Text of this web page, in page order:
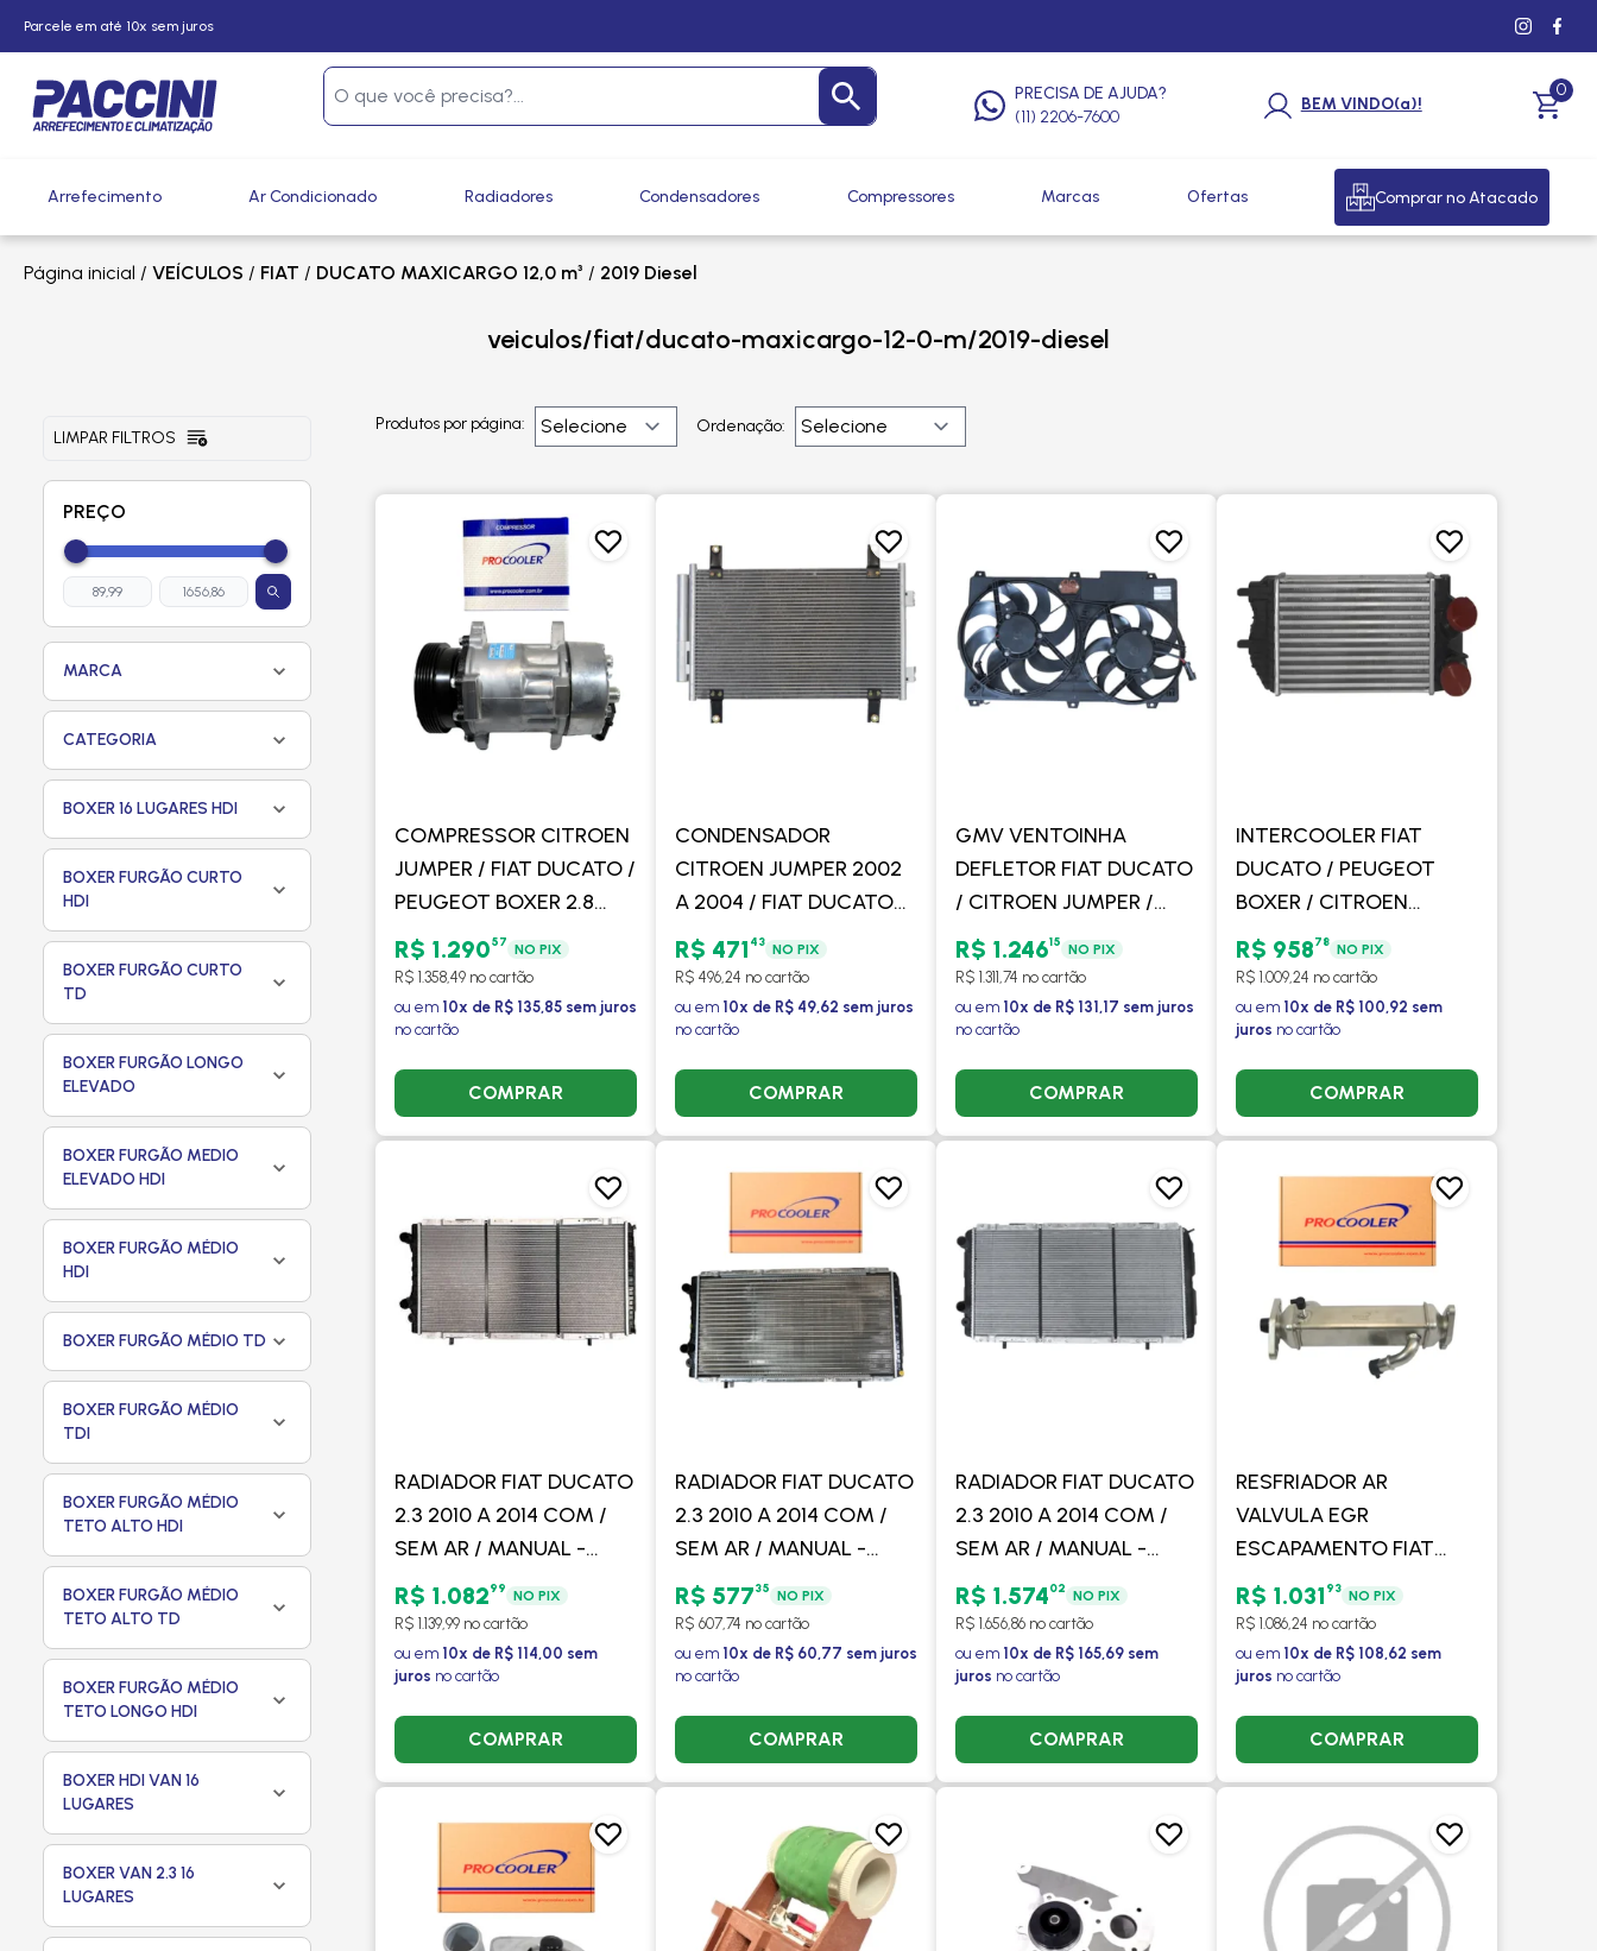
Parcele em até 10x sem juros
PRECISA DE AJUDA?
(11) 2206-7600
BEM VINDO(a)!
0
Arrefecimento Ar Condicionado Radiadores Condensadores Compressores Marcas Ofertas Comprar no Atacado
Página inicial / VEÍCULOS / FIAT / DUCATO MAXICARGO 12,0 m³ / 2019 Diesel
veiculos/fiat/ducato-maxicargo-12-0-m/2019-diesel
LIMPAR FILTROS
PREÇO
MARCA
CATEGORIA
BOXER 16 LUGARES HDI
BOXER FURGÃO CURTO
HDI
BOXER FURGÃO CURTO
TD
BOXER FURGÃO LONGO
ELEVADO
BOXER FURGÃO MEDIO
ELEVADO HDI
BOXER FURGÃO MÉDIO
HDI
BOXER FURGÃO MÉDIO TD
BOXER FURGÃO MÉDIO
TDI
BOXER FURGÃO MÉDIO
TETO ALTO HDI
BOXER FURGÃO MÉDIO
TETO ALTO TD
BOXER FURGÃO MÉDIO
TETO LONGO HDI
BOXER HDI VAN 16
LUGARES
BOXER VAN 2.3 16
LUGARES
Produtos por página: Ordenação:
COMPRESSOR CITROEN
JUMPER / FIAT DUCATO /
PEUGEOT BOXER 2.8
1998 A 2010 -
PROCOOLER
R$ 1.29057 NO PIX
R$ 1.358,49 no cartão
ou em 10x de R$ 135,85 sem juros
no cartão
COMPRAR
CONDENSADOR
CITROEN JUMPER 2002
A 2004 / FIAT DUCATO
1998 A 2006 / PEUGEOT
BOXER 2006 A 2017 -
PROCOOLER
R$ 471 43 NO PIX
R$ 496,24 no cartão
ou em 10x de R$ 49,62 sem juros
no cartão
COMPRAR
GMV VENTOINHA
DEFLETOR FIAT DUCATO
/ CITROEN JUMPER /
PEUGEOT BOXER 2.3 JTD
- GATE
R$ 1.24615 NO PIX
R$ 1.311,74 no cartão
ou em 10x de R$ 131,17 sem juros
no cartão
COMPRAR
INTERCOOLER FIAT
DUCATO / PEUGEOT
BOXER / CITROEN
JUMPER 2.3 16V EURO 5
2013 A 2017 -
PROCOOLER
R$ 95878 NO PIX
R$ 1.009,24 no cartão
ou em 10x de R$ 100,92 sem
juros no cartão
COMPRAR
RADIADOR FIAT DUCATO
2.3 2010 A 2014 COM /
SEM AR / MANUAL -
PROCOOLER
R$ 1.08299 NO PIX
R$ 1.139,99 no cartão
ou em 10x de R$ 114,00 sem
juros no cartão
COMPRAR
RADIADOR FIAT DUCATO
2.3 2010 A 2014 COM /
SEM AR / MANUAL -
PROCOOLER
R$ 57735 NO PIX
R$ 607,74 no cartão
ou em 10x de R$ 60,77 sem juros
no cartão
COMPRAR
RADIADOR FIAT DUCATO
2.3 2010 A 2014 COM /
SEM AR / MANUAL -
VISCONDE
R$ 1.57402 NO PIX
R$ 1.656,86 no cartão
ou em 10x de R$ 165,69 sem
juros no cartão
COMPRAR
RESFRIADOR AR
VALVULA EGR
ESCAPAMENTO FIAT
DUCATO 2.3 EURO 5
2010 > - PROCOOLER
R$ 1.031 93 NO PIX
R$ 1.086,24 no cartão
ou em 10x de R$ 108,62 sem
juros no cartão
COMPRAR